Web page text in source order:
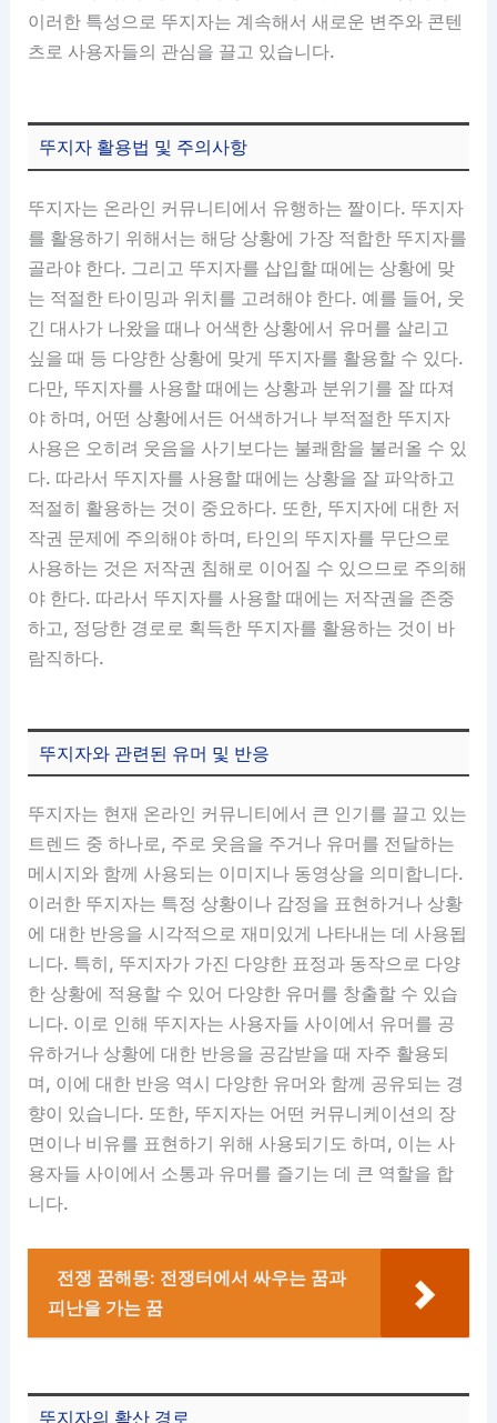
이러한 특성으로 뚜지자는 계속해서 새로운 변주와 콘텐
츠로 사용자들의 관심을 끌고 있습니다.
뚜지자 활용법 및 주의사항
뚜지자는 온라인 커뮤니티에서 유행하는 짤이다. 뚜지자
를 활용하기 위해서는 해당 상황에 가장 적합한 뚜지자를
골라야 한다. 그리고 뚜지자를 삽입할 때에는 상황에 맞
는 적절한 타이밍과 위치를 고려해야 한다. 예를 들어, 웃
긴 대사가 나왔을 때나 어색한 상황에서 유머를 살리고
싶을 때 등 다양한 상황에 맞게 뚜지자를 활용할 수 있다.
다만, 뚜지자를 사용할 때에는 상황과 분위기를 잘 따져
야 하며, 어떤 상황에서든 어색하거나 부적절한 뚜지자
사용은 오히려 웃음을 사기보다는 불쾌함을 불러올 수 있
다. 따라서 뚜지자를 사용할 때에는 상황을 잘 파악하고
적절히 활용하는 것이 중요하다. 또한, 뚜지자에 대한 저
작권 문제에 주의해야 하며, 타인의 뚜지자를 무단으로
사용하는 것은 저작권 침해로 이어질 수 있으므로 주의해
야 한다. 따라서 뚜지자를 사용할 때에는 저작권을 존중
하고, 정당한 경로로 획득한 뚜지자를 활용하는 것이 바
람직하다.
뚜지자와 관련된 유머 및 반응
뚜지자는 현재 온라인 커뮤니티에서 큰 인기를 끌고 있는
트렌드 중 하나로, 주로 웃음을 주거나 유머를 전달하는
메시지와 함께 사용되는 이미지나 동영상을 의미합니다.
이러한 뚜지자는 특정 상황이나 감정을 표현하거나 상황
에 대한 반응을 시각적으로 재미있게 나타내는 데 사용됩
니다. 특히, 뚜지자가 가진 다양한 표정과 동작으로 다양
한 상황에 적용할 수 있어 다양한 유머를 창출할 수 있습
니다. 이로 인해 뚜지자는 사용자들 사이에서 유머를 공
유하거나 상황에 대한 반응을 공감받을 때 자주 활용되
며, 이에 대한 반응 역시 다양한 유머와 함께 공유되는 경
향이 있습니다. 또한, 뚜지자는 어떤 커뮤니케이션의 장
면이나 비유를 표현하기 위해 사용되기도 하며, 이는 사
용자들 사이에서 소통과 유머를 즐기는 데 큰 역할을 합
니다.
전쟁 꿈해몽: 전쟁터에서 싸우는 꿈과
피난을 가는 꿈
뚜지자의 확산 경로